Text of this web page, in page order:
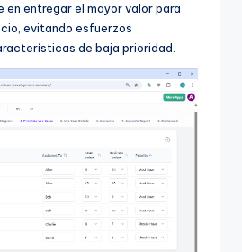
en entregar el mayor valor para
evitando esfuerzos
de baja prioridad.